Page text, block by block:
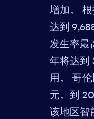
增加。
达到
发生率最
年将达到
用。 哥
元。到
该地区智